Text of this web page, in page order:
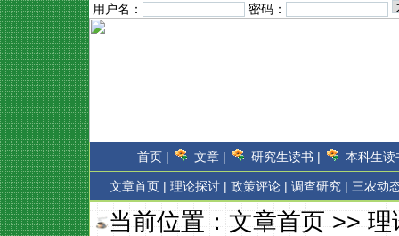
用户名： 密码：
首页 | 文章 | 研究生读书 | 本科生读
文章首页 | 理论探讨 | 政策评论 | 调查研究 | 三农动
当前位置：文章首页>>理